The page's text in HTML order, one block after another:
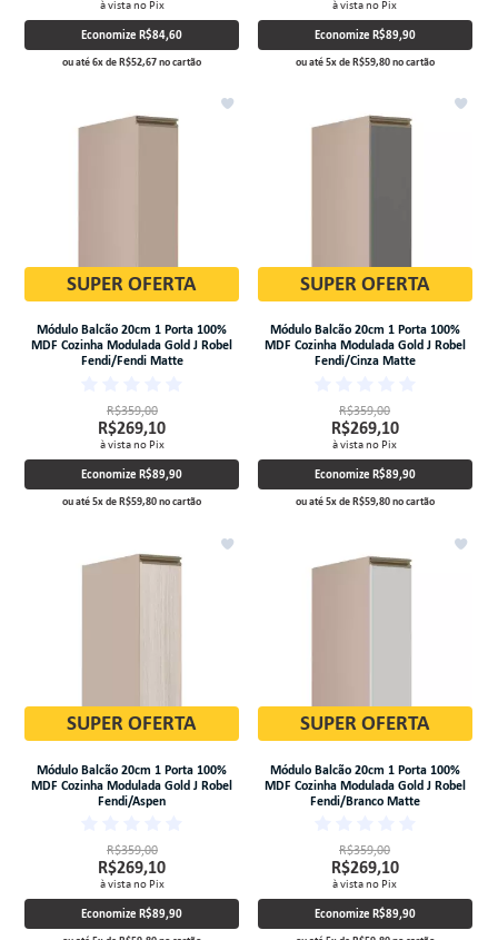
à vista no Pix
EconomizeR$84,60
ou até6xdeR$52,67no cartão
à vista no Pix
Economize R$89,90
ou até5xdeR$59,80no cartão
SUPER OFERTA
Módulo Balcão 20cm 1 Porta 100%
MDF Cozinha Modulada Gold J Robel
Fendi/Fendi Matte
R$359,00
R$269,10
à vista no Pix
EconomizeR$89,90
ou até5xdeR$59,80no cartão
SUPER OFERTA
Módulo Balcão 20cm 1 Porta 100%
MDF Cozinha Modulada Gold J Robel
Fendi/Cinza Matte
R$359,00
R$269,10
à vista no Pix
Economize R$89,90
ou até5xdeR$59,80no cartão
SUPER OFERTA
Módulo Balcão 20cm 1 Porta 100%
MDF Cozinha Modulada Gold J Robel
Fendi/Aspen
R$359,00
R$269,10
à vista no Pix
EconomizeR$89,90
SUPER OFERTA
Módulo Balcão 20cm 1 Porta 100%
MDF Cozinha Modulada Gold J Robel
Fendi/Branco Matte
R$359,00
R$269,10
à vista no Pix
Economize R$89,90